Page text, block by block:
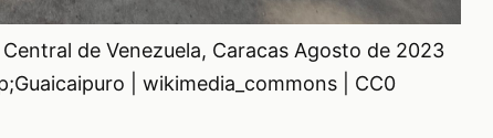
de Venezuela, Caracas Agosto de 2023
| wikimedia_commons | CC0